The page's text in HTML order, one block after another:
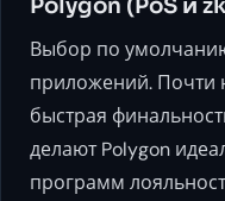
Выбор по
приложений. Почти
быстрая
делают Polygon
программ